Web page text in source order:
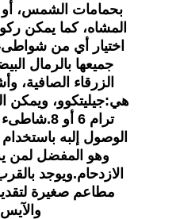
بحمامات الشمس،
المشاه، كما يمكن
اختيار أي من
جميعها بالرمال
الزرقاء الصافية،
هي:جيليتكوو، ويمكن
وهو المفضل لمن
الازدحام.ويوجد
مطاعم صغيرة